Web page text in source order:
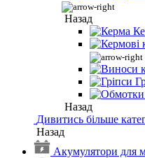
Назад
Назад
Дивитись більше
Назад
Акумулятори для